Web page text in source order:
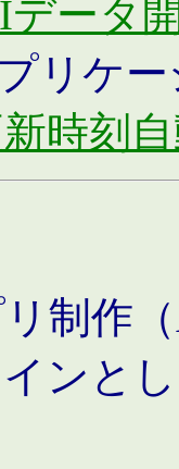
ータ
リケ
時刻
制作
ンと